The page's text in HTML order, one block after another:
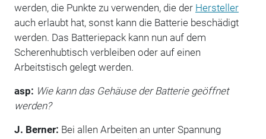
werden, die Punkte zu verwenden, die der Hersteller
auch erlaubt hat, sonst kann die Batterie beschädigt
werden. Das Batteriepack kann nun auf dem
Scherenhubtisch verbleiben oder auf einen
Arbeitstisch gelegt werden.
asp: Wie kann das Gehäuse der Batterie geöffnet
werden?
J. Berner: Bei allen Arbeiten an unter Spannung